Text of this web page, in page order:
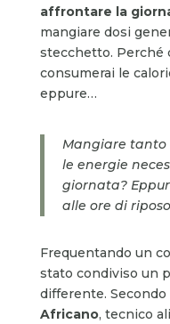
affrontare la
mangiare dosi
stecchetto. Perché
consumerai le
eppure…
Mangiare tanto
le energie
giornata?
alle ore di riposo
Frequentando un
stato condiviso un
differente.
Africano, tecnico